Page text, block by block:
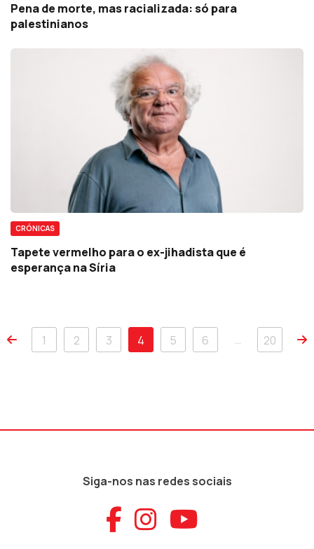
Pena de morte, mas racializada: só para
palestinianos
CRÓNICAS
Tapete vermelho para o ex-jihadista que é
esperança na Síria
1 2 3 4 5 6 … 20
Siga-nos nas redes sociais
Aceder ao
Aceder ao
Aceder